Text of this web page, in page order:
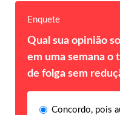
Enquete
Qual sua opinião
em uma semana o
de folga sem
Concordo, pois